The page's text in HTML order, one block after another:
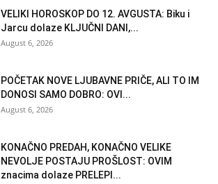
VELIKI HOROSKOP DO 12. AVGUSTA: Biku i
Jarcu dolaze KLJUČNI DANI,...
August 6, 2026
POČETAK NOVE LJUBAVNE PRIČE, ALI TO IM
DONOSI SAMO DOBRO: OVI...
August 6, 2026
KONAČNO PREDAH, KONAČNO VELIKE
NEVOLJE POSTAJU PROŠLOST: OVIM
znacima dolaze PRELEPI...